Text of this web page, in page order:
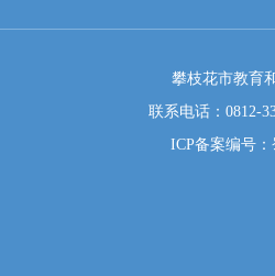
攀枝花市教育
联系电话：0812-
ICP备案编号：